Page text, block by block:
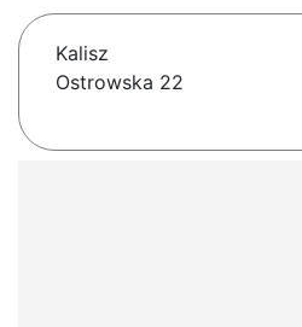
Kalisz
Ostrowska 22